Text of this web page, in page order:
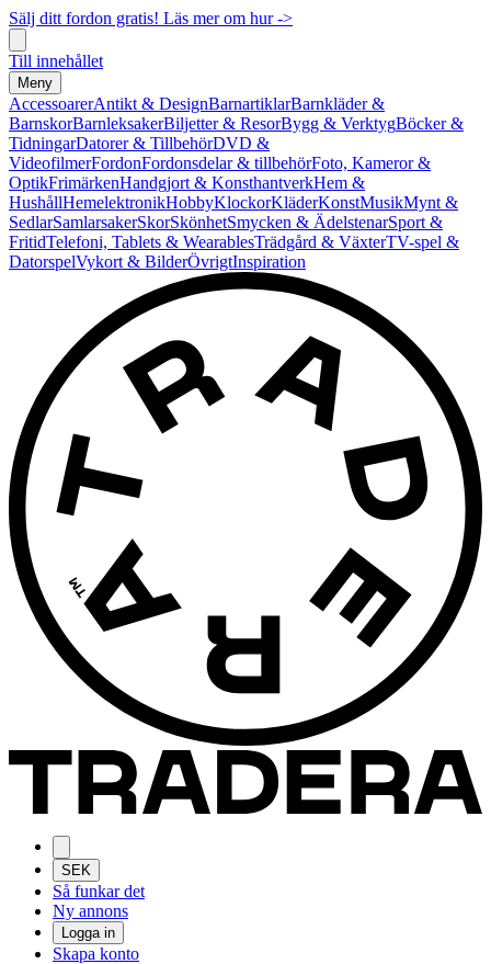
Sälj ditt fordon gratis! Läs mer om hur ->
Till innehållet
Meny
AccessoarerAntikt & DesignBarnartiklarBarnkläder &
BarnskorBarnleksakerBiljetter & ResorBygg & VerktygBöcker &
TidningarDatorer & TillbehörDVD &
VideofilmerFordonFordonsdelar & tillbehörFoto, Kameror &
OptikFrimärkenHandgjort & KonsthantverkHem &
HushållHemelektronikHobbyKlockorKläderKonstMusikMynt &
SedlarSamlarsakerSkorSkönhetSmycken & ÄdelstenarSport &
FritidTelefoni, Tablets & WearablesTrädgård & VäxterTV-spel &
DatorspelVykort & BilderÖvrigtInspiration
SEK
Så funkar det
Ny annons
Logga in
Skapa konto